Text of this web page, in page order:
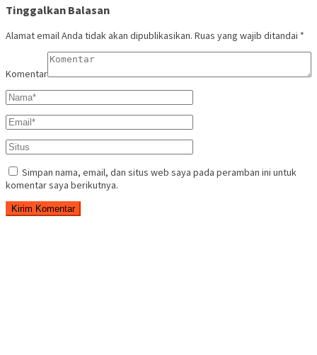
Tinggalkan Balasan
Alamat email Anda tidak akan dipublikasikan. Ruas yang wajib ditandai *
Komentar
Simpan nama, email, dan situs web saya pada peramban ini untuk
komentar saya berikutnya.